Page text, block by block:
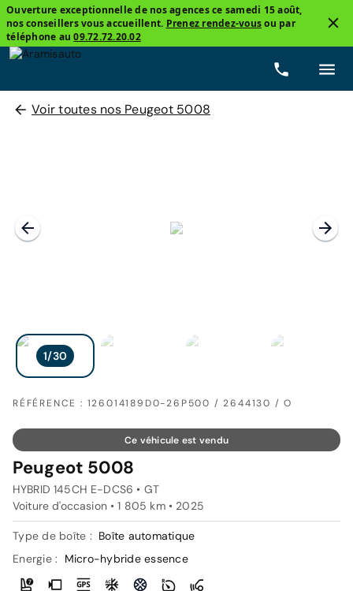
Ouverture exceptionnelle de nos agences ce samedi 15 août,
nos conseillers vous accueillent. Prenez rendez-vousou par
téléphone au09.72.72.20.02
Voir toutes nos Peugeot 5008
RÉFÉRENCE : 126014189D0-26P500 / 2644130 / O
Ce véhicule est vendu
Peugeot 5008
HYBRID 145CH E-DCS6 • GT
Voiture d'occasion • 1 805 km • 2025
Type de boîte : Boîte automatique
Energie :
Micro-hybride essence